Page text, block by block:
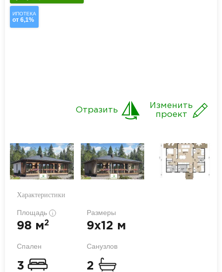
ИПОТЕКА
от 6,1%
Изменить
проект
Отразить
Характеристики
Площадь i
98 м2
Размеры
9x12 м
Спален
3
Санузлов
2